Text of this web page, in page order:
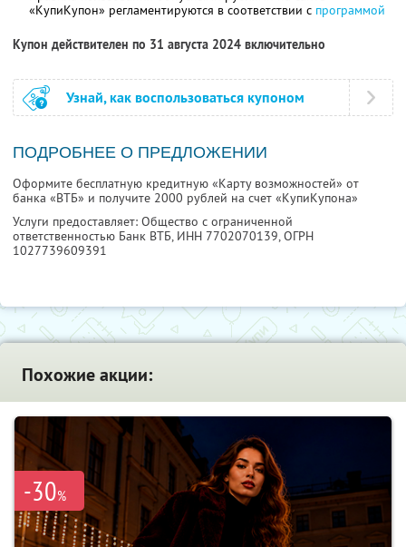
«КупиКупон» регламентируются в соответствии с программой
Купон действителен по 31 августа 2024 включительно
Узнай, как воспользоваться купоном
ПОДРОБНЕЕ О ПРЕДЛОЖЕНИИ
Оформите бесплатную кредитную «Карту возможностей» от
банка «ВТБ» и получите 2000 рублей на счет «КупиКупона»
Услуги предоставляет: Общество с ограниченной
ответственностью Банк ВТБ, ИНН 7702070139, ОГРН
1027739609391
Похожие акции:
-30%